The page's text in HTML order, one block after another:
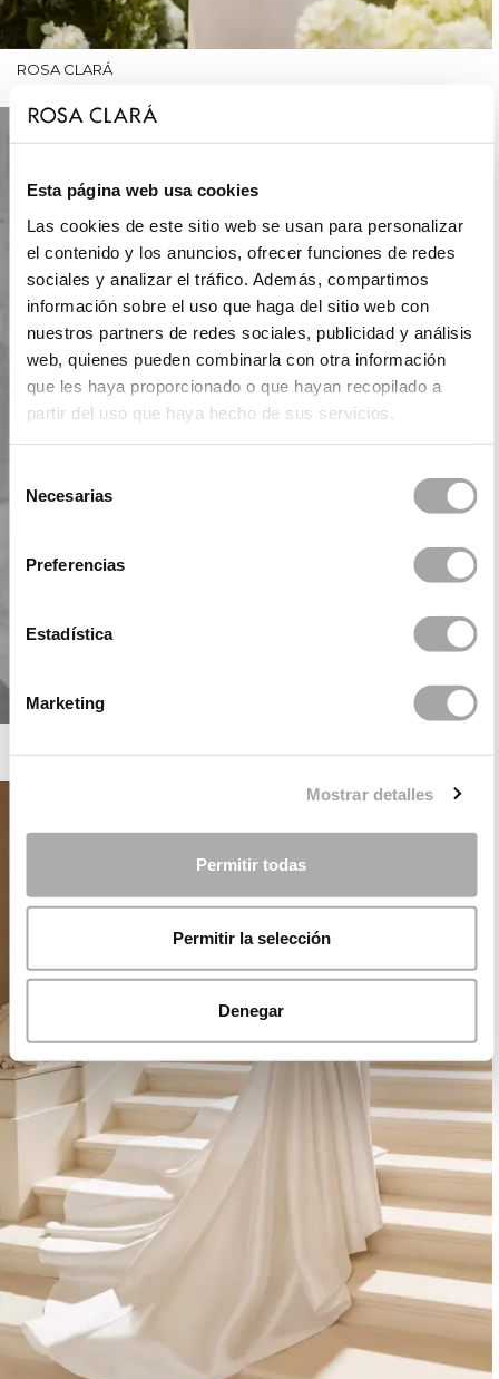
Esta página web usa cookies
Las cookies de este sitio web se usan para personalizar
el contenido y los anuncios, ofrecer funciones de redes
sociales y analizar el tráfico. Además, compartimos
información sobre el uso que haga del sitio web con
nuestros partners de redes sociales, publicidad y análisis
web, quienes pueden combinarla con otra información
que les haya proporcionado o que hayan recopilado a
partir del uso que haya hecho de sus servicios.
Necesarias
Preferencias
Estadística
Marketing
Mostrar detalles
Permitir todas
Permitir la selección
Denegar
ROSA CLARÁ